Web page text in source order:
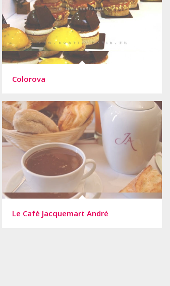
Colorova
Le Café Jacquemart André